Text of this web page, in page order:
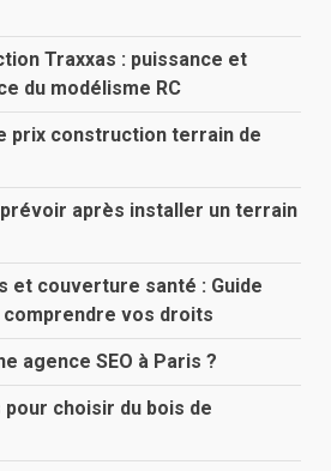
Traxxas : puissance et
du modélisme RC
prix construction terrain de
après installer un terrain
et couverture santé : Guide
vos droits
agence SEO à Paris ?
choisir du bois de